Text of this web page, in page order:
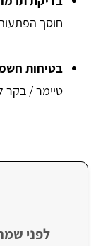
חוסך
בטיחות
טיימר / בקר
לפני